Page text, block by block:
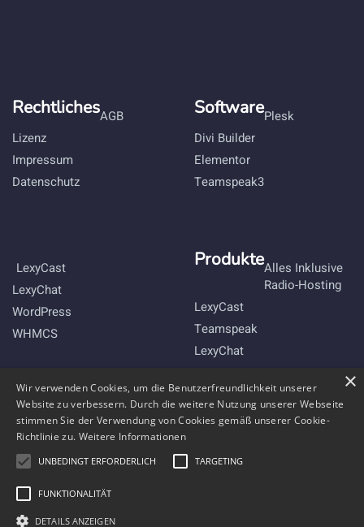
RechtlichesAGB
Lizenz
Impressum
Datenschutz
SoftwarePlesk
Divi Builder
Elementor
Teamspeak3
LexyCast
LexyChat
WordPress
WHMCS
ProdukteAlles Inklusive
Radio-Hosting
LexyCast
Teamspeak
LexyChat
Bleibe mit uns im Kontakt ×
Wir verwenden Cookies, um die Benutzerfreundlichkeit unserer
Website zu verbessern. Durch die weitere Nutzung unserer Webseite
stimmen Sie der Verwendung von Cookies gemäß unserer Cookie-
Richtlinie zu. Weitere Informationen
UNBEDINGT ERFORDERLICH TARGETING
FUNKTIONALITÄT
DETAILS ANZEIGEN